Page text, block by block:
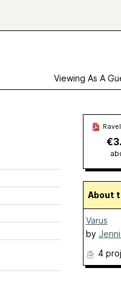
Viewing As A
About
Varus
by
4